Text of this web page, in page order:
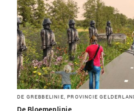
DE GREBBELINIE, PROVINCIE